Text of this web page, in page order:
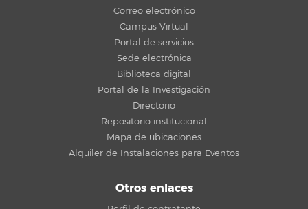
Correo electrónico
Campus Virtual
Portal de servicios
Sede electrónica
Biblioteca digital
Portal de la Investigación
Directorio
Repositorio institucional
Mapa de ubicaciones
Alquiler de Instalaciones para Eventos
Otros enlaces